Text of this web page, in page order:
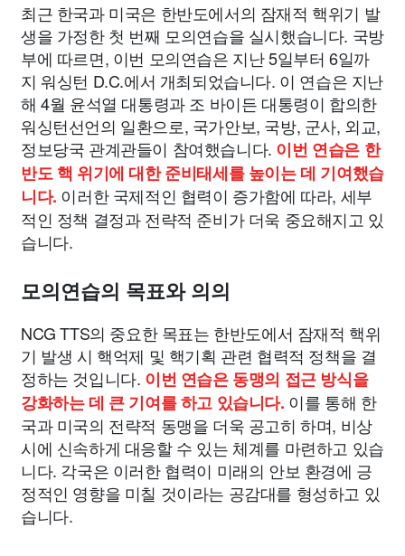
최근 한국과 미국은 한반도에서의 잠재적 핵위기 발
생을 가정한 첫 번째 모의연습을 실시했습니다. 국방
부에 따르면, 이번 모의연습은 지난 5일부터 6일까
지 워싱턴 D.C.에서 개최되었습니다. 이 연습은 지난
해 4월 윤석열 대통령과 조 바이든 대통령이 합의한
워싱턴선언의 일환으로, 국가안보, 국방, 군사, 외교,
정보당국 관계관들이 참여했습니다. 이번 연습은 한
반도 핵 위기에 대한 준비태세를 높이는 데 기여했습
니다. 이러한 국제적인 협력이 증가함에 따라, 세부
적인 정책 결정과 전략적 준비가 더욱 중요해지고 있
습니다.
모의연습의 목표와 의의
NCG TTS의 중요한 목표는 한반도에서 잠재적 핵위
기 발생 시 핵억제 및 핵기획 관련 협력적 정책을 결
정하는 것입니다. 이번 연습은 동맹의 접근 방식을
강화하는 데 큰 기여를 하고 있습니다. 이를 통해 한
국과 미국의 전략적 동맹을 더욱 공고히 하며, 비상
시에 신속하게 대응할 수 있는 체계를 마련하고 있습
니다. 각국은 이러한 협력이 미래의 안보 환경에 긍
정적인 영향을 미칠 것이라는 공감대를 형성하고 있
습니다.